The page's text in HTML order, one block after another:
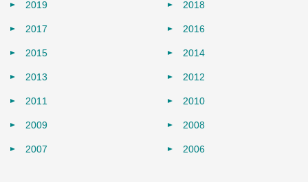
2019 2018
2017 2016
2015 2014
2013 2012
2011 2010
2009 2008
2007 2006